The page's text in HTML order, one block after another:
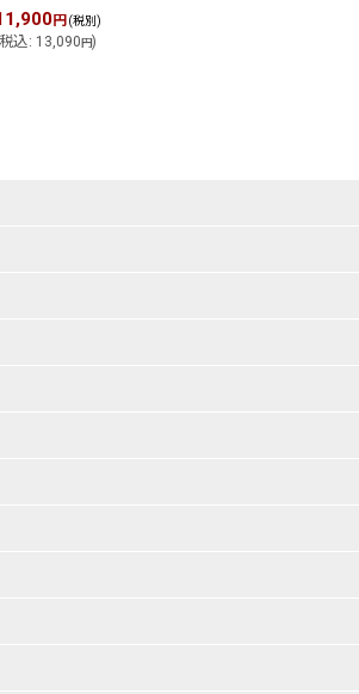
円 (税別)
税込: 13,090円)